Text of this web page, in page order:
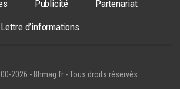
Publicité
Partenariat
Lettre d’informations
2026 - Bhmag.fr - Tous droits réservés